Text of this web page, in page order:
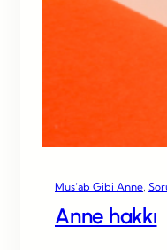
Mus’ab Gibi Anne
Anne hakkı